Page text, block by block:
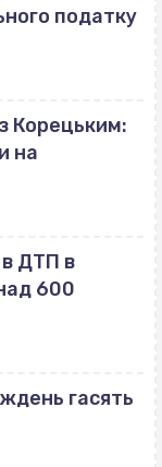
податку
Корецьким:
на
ДТП в
600
гасять